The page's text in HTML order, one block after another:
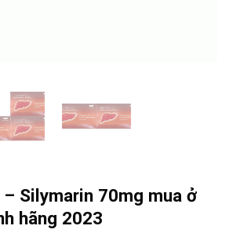
Silymarin 70mg mua ở
hãng 2023